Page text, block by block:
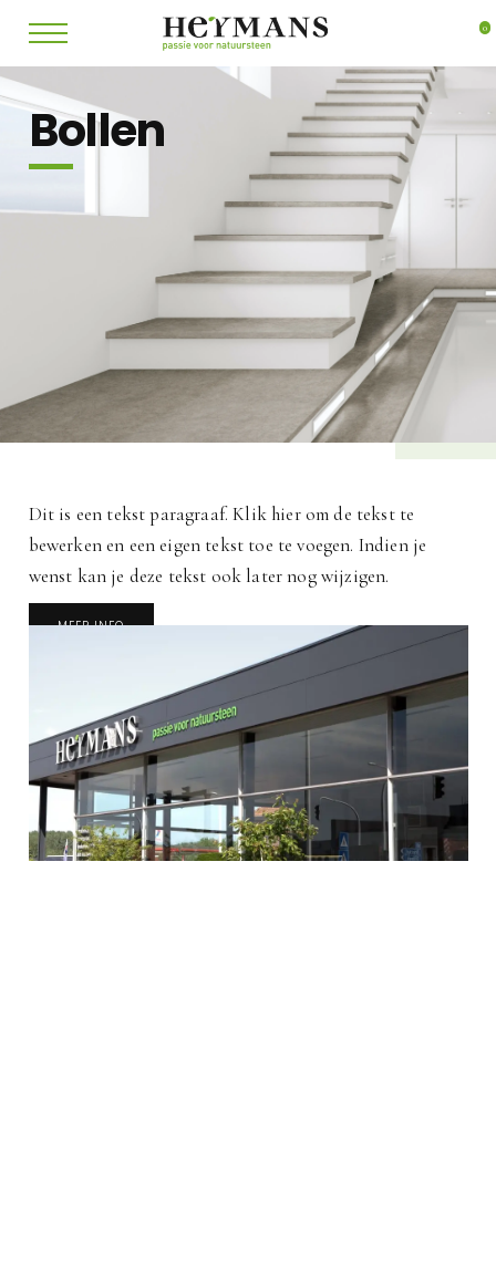
0
Bollen
Dit is een tekst paragraaf. Klik hier om de tekst te
bewerken en een eigen tekst toe te voegen. Indien je
wenst kan je deze tekst ook later nog wijzigen.
MEER INFO